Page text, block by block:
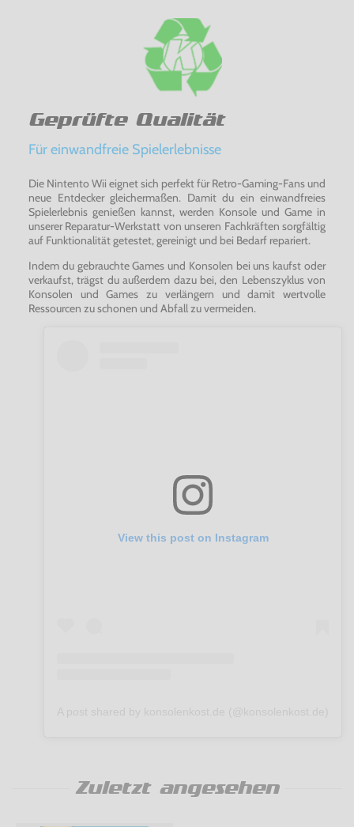
Geprüfte Qualität
Für einwandfreie Spielerlebnisse
Die Nintento Wii eignet sich perfekt für Retro-Gaming-Fans und
neue Entdecker gleichermaßen. Damit du ein einwandfreies
Spielerlebnis genießen kannst, werden Konsole und Game in
unserer Reparatur-Werkstatt von unseren Fachkräften sorgfältig
auf Funktionalität getestet, gereinigt und bei Bedarf repariert.
Indem du gebrauchte Games und Konsolen bei uns kaufst oder
verkaufst, trägst du außerdem dazu bei, den Lebenszyklus von
Konsolen und Games zu verlängern und damit wertvolle
Ressourcen zu schonen und Abfall zu vermeiden.
View this post on Instagram
Zuletzt angesehen